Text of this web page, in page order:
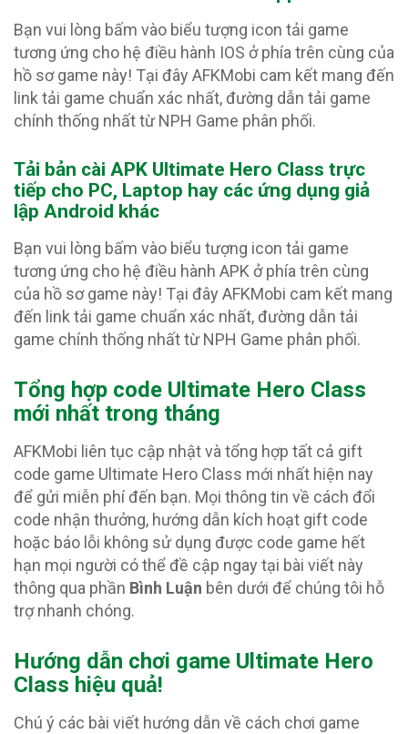
Bạn vui lòng bấm vào biểu tượng icon tải game
tương ứng cho hệ điều hành IOS ở phía trên cùng của
hồ sơ game này! Tại đây AFKMobi cam kết mang đến
link tải game chuẩn xác nhất, đường dẫn tải game
chính thống nhất từ NPH Game phân phối.
Tải bản cài APK Ultimate Hero Class trực
tiếp cho PC, Laptop hay các ứng dụng giả
lập Android khác
Bạn vui lòng bấm vào biểu tượng icon tải game
tương ứng cho hệ điều hành APK ở phía trên cùng
của hồ sơ game này! Tại đây AFKMobi cam kết mang
đến link tải game chuẩn xác nhất, đường dẫn tải
game chính thống nhất từ NPH Game phân phối.
Tổng hợp code Ultimate Hero Class
mới nhất trong tháng
AFKMobi liên tục cập nhật và tổng hợp tất cả gift
code game Ultimate Hero Class mới nhất hiện nay
để gửi miễn phí đến bạn. Mọi thông tin về cách đổi
code nhận thưởng, hướng dẫn kích hoạt gift code
hoặc báo lỗi không sử dụng được code game hết
hạn mọi người có thể đề cập ngay tại bài viết này
thông qua phần Bình Luận bên dưới để chúng tôi hỗ
trợ nhanh chóng.
Hướng dẫn chơi game Ultimate Hero
Class hiệu quả!
Chú ý các bài viết hướng dẫn về cách chơi game